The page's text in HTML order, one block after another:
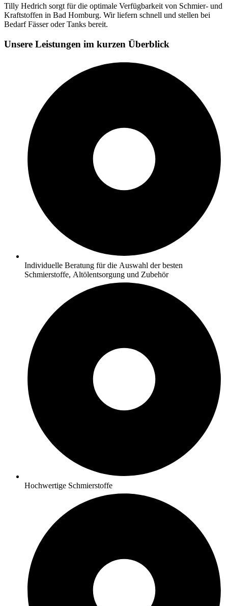
Tilly Hedrich sorgt für die optimale Verfügbarkeit von Schmier- und
Kraftstoffen in Bad Homburg. Wir liefern schnell und stellen bei
Bedarf Fässer oder Tanks bereit.
Unsere Leistungen im kurzen Überblick​
Individuelle Beratung für die Auswahl der besten
Schmierstoffe, Altölentsorgung und Zubehör
Hochwertige Schmierstoffe